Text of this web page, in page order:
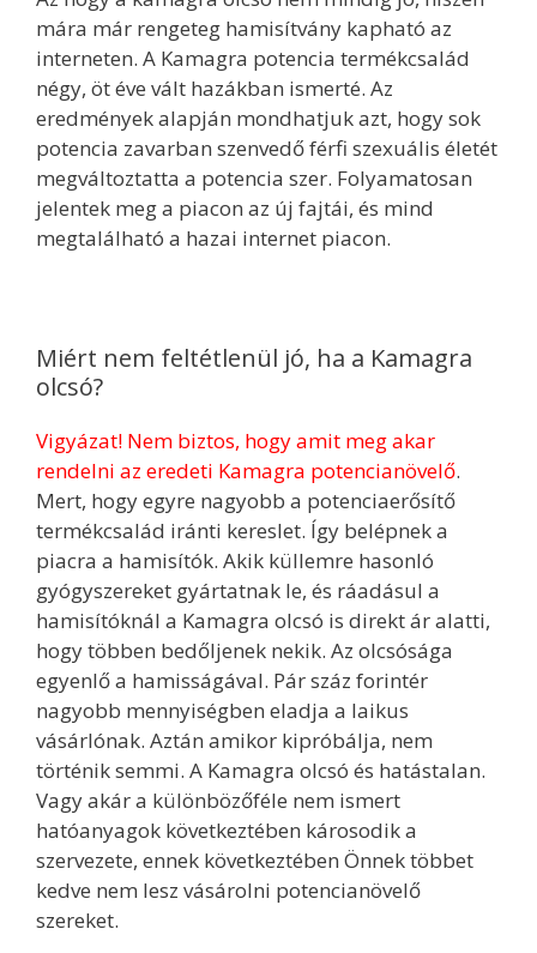
mára már rengeteg hamisítvány kapható az
interneten. A Kamagra potencia termékcsalád
négy, öt éve vált hazákban ismerté. Az
eredmények alapján mondhatjuk azt, hogy sok
potencia zavarban szenvedő férfi szexuális életét
megváltoztatta a potencia szer. Folyamatosan
jelentek meg a piacon az új fajtái, és mind
megtalálható a hazai internet piacon.
Miért nem feltétlenül jó, ha a Kamagra
olcsó?
Vigyázat! Nem biztos, hogy amit meg akar
rendelni az eredeti Kamagra potencianövelő.
Mert, hogy egyre nagyobb a potenciaerősítő
termékcsalád iránti kereslet. Így belépnek a
piacra a hamisítók. Akik küllemre hasonló
gyógyszereket gyártatnak le, és ráadásul a
hamisítóknál a Kamagra olcsó is direkt ár alatti,
hogy többen bedőljenek nekik. Az olcsósága
egyenlő a hamisságával. Pár száz forintér
nagyobb mennyiségben eladja a laikus
vásárlónak. Aztán amikor kipróbálja, nem
történik semmi. A Kamagra olcsó és hatástalan.
Vagy akár a különbözőféle nem ismert
hatóanyagok következtében károsodik a
szervezete, ennek következtében Önnek többet
kedve nem lesz vásárolni potencianövelő
szereket.